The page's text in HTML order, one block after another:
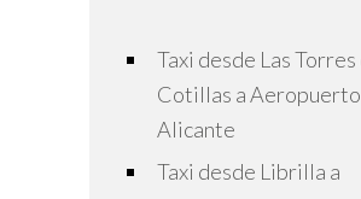
Taxi desde Las Torres
Cotillas a
Alicante
Taxi desde Librilla a